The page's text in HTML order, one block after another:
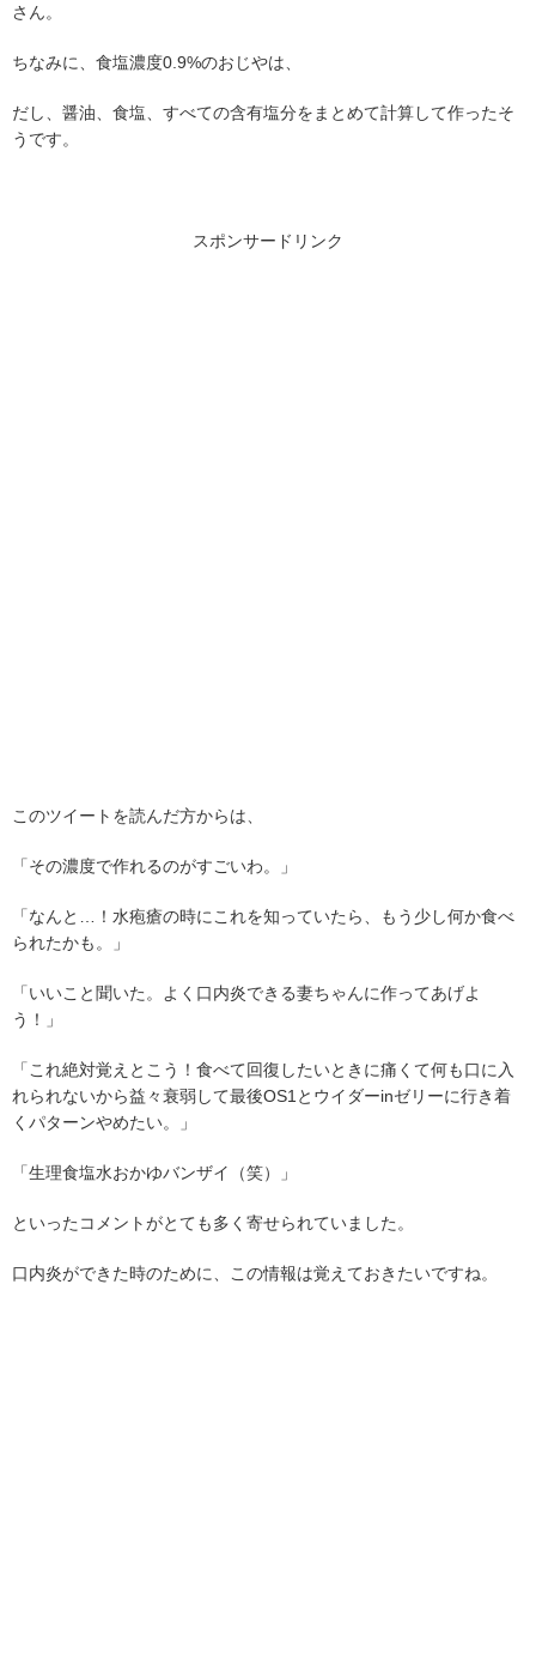
さん。
ちなみに、食塩濃度0.9%のおじやは、
だし、醤油、食塩、すべての含有塩分をまとめて計算して作ったそ
うです。
スポンサードリンク
このツイートを読んだ方からは、
「その濃度で作れるのがすごいわ。」
「なんと…！水疱瘡の時にこれを知っていたら、もう少し何か食べ
られたかも。」
「いいこと聞いた。よく口内炎できる妻ちゃんに作ってあげよ
う！」
「これ絶対覚えとこう！食べて回復したいときに痛くて何も口に入
れられないから益々衰弱して最後OS1とウイダーinゼリーに行き着
くパターンやめたい。」
「生理食塩水おかゆバンザイ（笑）」
といったコメントがとても多く寄せられていました。
口内炎ができた時のために、この情報は覚えておきたいですね。